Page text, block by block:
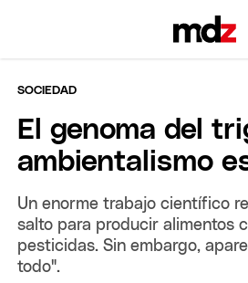
SOCIEDAD
El genoma del
ambientalismo
Un enorme trabajo científico
salto para producir alimentos
pesticidas. Sin embargo,
todo".